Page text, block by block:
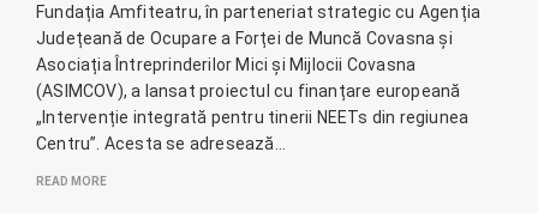
Fundația Amfiteatru, în parteneriat strategic cu Agenția
Județeană de Ocupare a Forței de Muncă Covasna și
Asociația Întreprinderilor Mici și Mijlocii Covasna
(ASIMCOV), a lansat proiectul cu finanțare europeană
„Intervenție integrată pentru tinerii NEETs din regiunea
Centru”. Acesta se adresează…
READ MORE